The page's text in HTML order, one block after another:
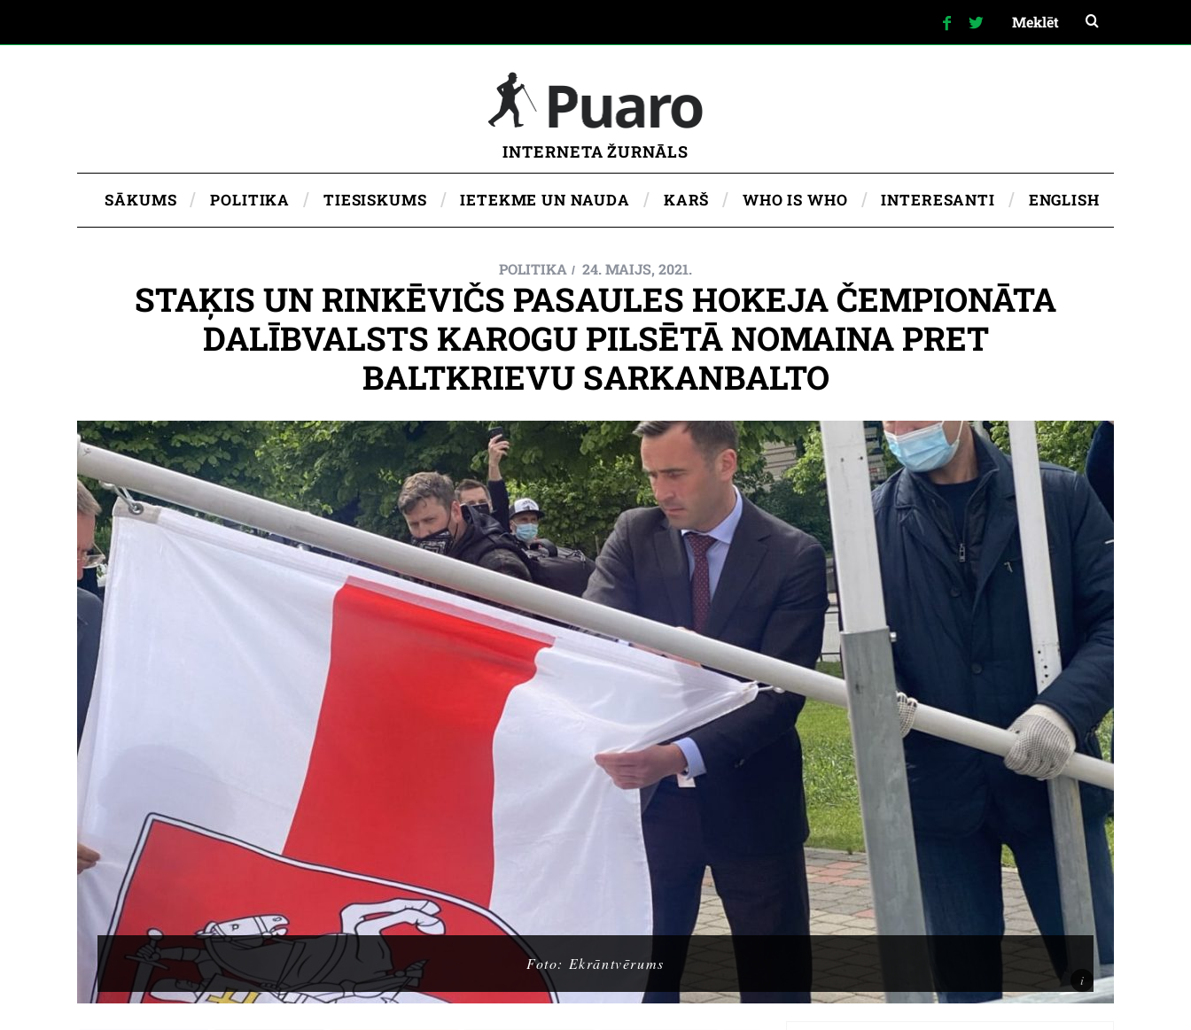
INTERNETA ŽURNĀLS
SĀKUMS POLITIKA TIESISKUMS IETEKME UN NAUDA KARŠ WHO IS WHO INTERESANTI ENGLISH
POLITIKA 24. MAIJS, 2021.
STAĶIS UN RINKĒVIČS PASAULES HOKEJA ČEMPIONĀTA
DALĪBVALSTS KAROGU PILSĒTĀ NOMAINA PRET
BALTKRIEVU SARKANBALTO
Foto: Ekrāntvērums